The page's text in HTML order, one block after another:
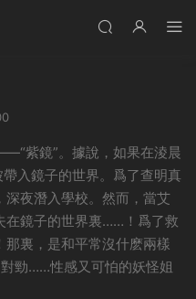
紫鏡”。據說，如果在淩晨
入鏡子的世界。爲了查明真
夜潛入學校。然而，當艾
在鏡子的世界裏……！爲了救
裏，是和平常沒什麽兩樣
勁……性感又可怕的妖怪姐